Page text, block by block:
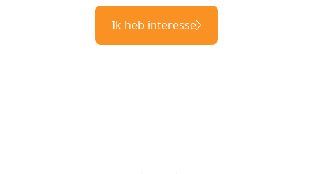
Ik heb interesse